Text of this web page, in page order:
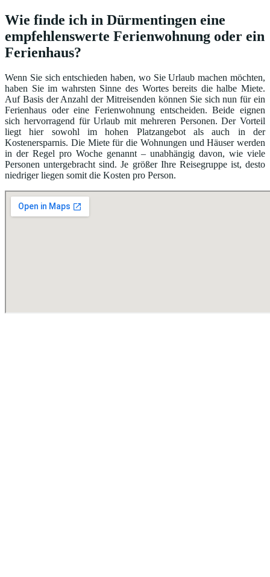
Wie finde ich in Dürmentingen eine
empfehlenswerte Ferienwohnung oder ein
Ferienhaus?
Wenn Sie sich entschieden haben, wo Sie Urlaub machen möchten,
haben Sie im wahrsten Sinne des Wortes bereits die halbe Miete.
Auf Basis der Anzahl der Mitreisenden können Sie sich nun für ein
Ferienhaus oder eine Ferienwohnung entscheiden. Beide eignen
sich hervorragend für Urlaub mit mehreren Personen. Der Vorteil
liegt hier sowohl im hohen Platzangebot als auch in der
Kostenersparnis. Die Miete für die Wohnungen und Häuser werden
in der Regel pro Woche genannt – unabhängig davon, wie viele
Personen untergebracht sind. Je größer Ihre Reisegruppe ist, desto
niedriger liegen somit die Kosten pro Person.